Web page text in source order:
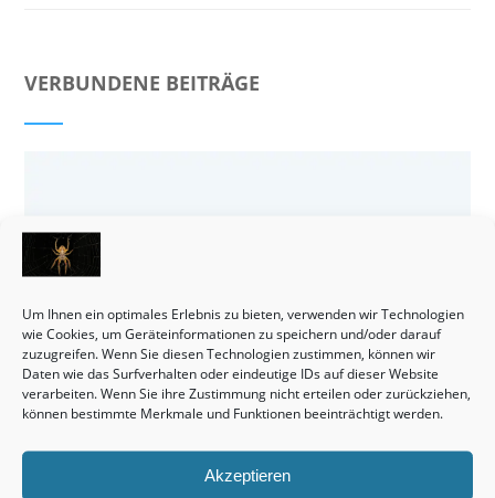
Um Ihnen ein optimales Erlebnis zu bieten, verwenden wir Technologien
wie Cookies, um Geräteinformationen zu speichern und/oder darauf
zuzugreifen. Wenn Sie diesen Technologien zustimmen, können wir
Daten wie das Surfverhalten oder eindeutige IDs auf dieser Website
verarbeiten. Wenn Sie ihre Zustimmung nicht erteilen oder zurückziehen,
können bestimmte Merkmale und Funktionen beeinträchtigt werden.
Akzeptieren
VERBUNDENE BEITRÄGE
Häuser bleiben tatsächlich eine wirklich interessante Sache.